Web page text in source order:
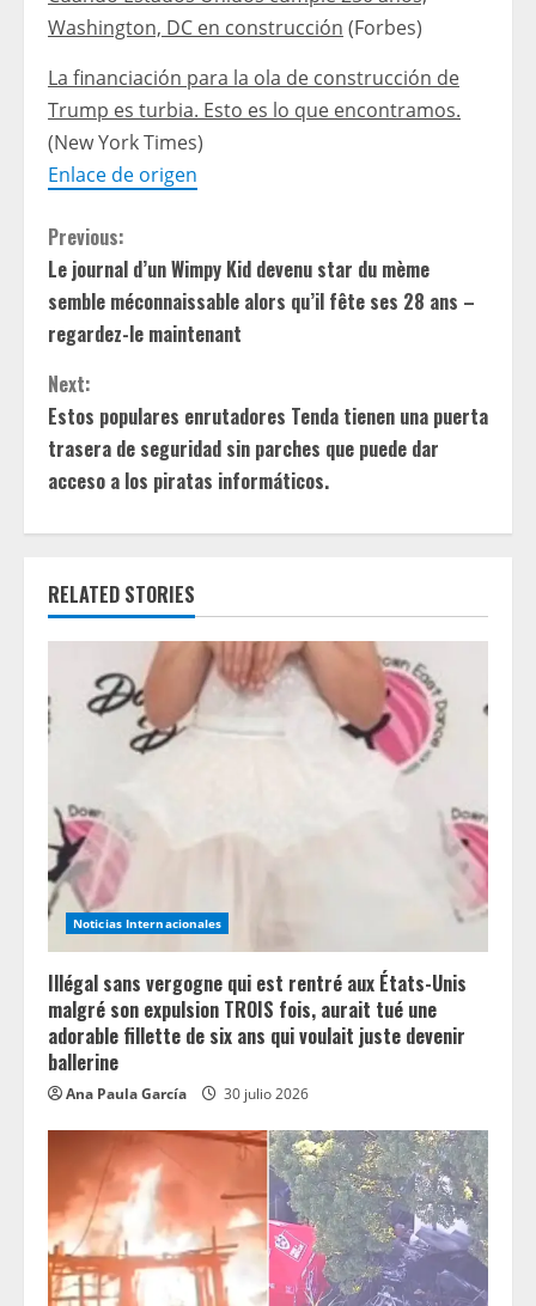
Washington, DC en construcción (Forbes)
La financiación para la ola de construcción de
Trump es turbia. Esto es lo que encontramos.
(New York Times)
Enlace de origen
C
o
n
t
i
n
u
e
R
e
a
d
i
n
g
Previous:
Le journal d’un Wimpy Kid devenu star du mème
semble méconnaissable alors qu’il fête ses 28 ans –
regardez-le maintenant
Next:
Estos populares enrutadores Tenda tienen una puerta
trasera de seguridad sin parches que puede dar
acceso a los piratas informáticos.
RELATED STORIES
Noticias Internacionales
Illégal sans vergogne qui est rentré aux États-Unis
malgré son expulsion TROIS fois, aurait tué une
adorable fillette de six ans qui voulait juste devenir
ballerine
Ana Paula García 30 julio 2026